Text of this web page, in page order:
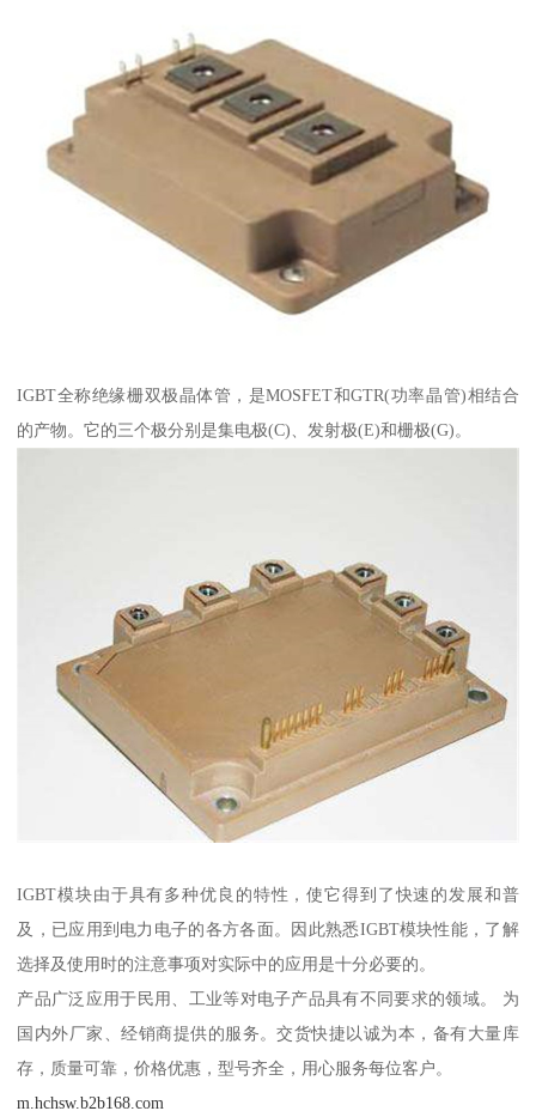
IGBT全称绝缘栅双极晶体管，是MOSFET和GTR(功率晶管)相结合
的产物。它的三个极分别是集电极(C)、发射极(E)和栅极(G)。
IGBT模块由于具有多种优良的特性，使它得到了快速的发展和普
及，已应用到电力电子的各方各面。因此熟悉IGBT模块性能，了解
选择及使用时的注意事项对实际中的应用是十分必要的。
产品广泛应用于民用、工业等对电子产品具有不同要求的领域。 为
国内外厂家、经销商提供的服务。交货快捷以诚为本，备有大量库
存，质量可靠，价格优惠，型号齐全，用心服务每位客户。
m.hchsw.b2b168.com